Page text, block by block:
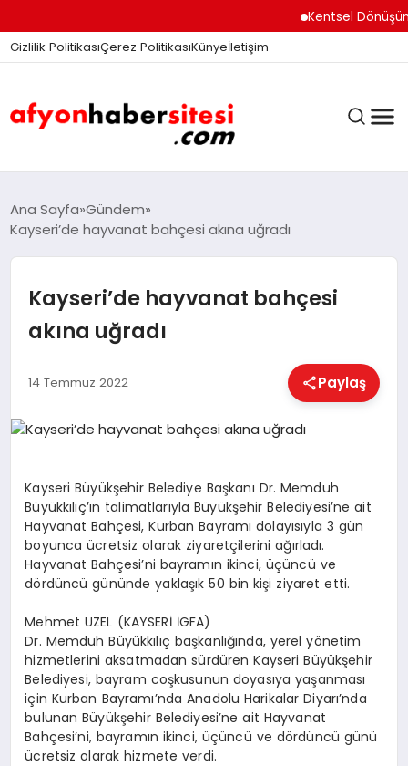
Kentsel Dönüşüm
Gizlilik PolitikasıÇerez PolitikasıKünyeİletişim
ANASAYFA
DÜNYA
HABERLER
MAGAZIN
SAĞLIK
SPOR
Ana Sayfa Gündem
Kayseri’de hayvanat bahçesi akına uğradı
Kayseri’de hayvanat bahçesi
akına uğradı
14 Temmuz 2022 Paylaş
Kayseri Büyükşehir Belediye Başkanı Dr. Memduh
Büyükkılıç’ın talimatlarıyla Büyükşehir Belediyesi’ne ait
Hayvanat Bahçesi, Kurban Bayramı dolayısıyla 3 gün
boyunca ücretsiz olarak ziyaretçilerini ağırladı.
Hayvanat Bahçesi’ni bayramın ikinci, üçüncü ve
dördüncü gününde yaklaşık 50 bin kişi ziyaret etti.
Mehmet UZEL (KAYSERİ İGFA)
Dr. Memduh Büyükkılıç başkanlığında, yerel yönetim
hizmetlerini aksatmadan sürdüren Kayseri Büyükşehir
Belediyesi, bayram coşkusunun doyasıya yaşanması
için Kurban Bayramı’nda Anadolu Harikalar Diyarı’nda
bulunan Büyükşehir Belediyesi’ne ait Hayvanat
Bahçesi’ni, bayramın ikinci, üçüncü ve dördüncü günü
ücretsiz olarak hizmete verdi.